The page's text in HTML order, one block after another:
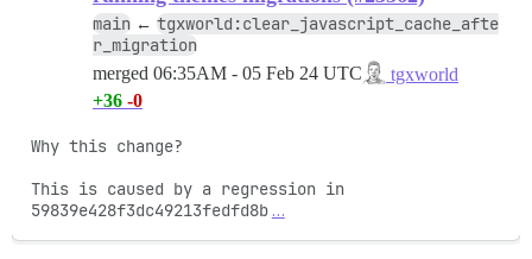
main ← tgxworld:clear_javascript_cache_afte
r_migration
merged 06:35AM - 05 Feb 24 UTC
tgxworld
+36 -0
Why this change?
This is caused by a regression in
59839e428f3dc49213fedfd8b …